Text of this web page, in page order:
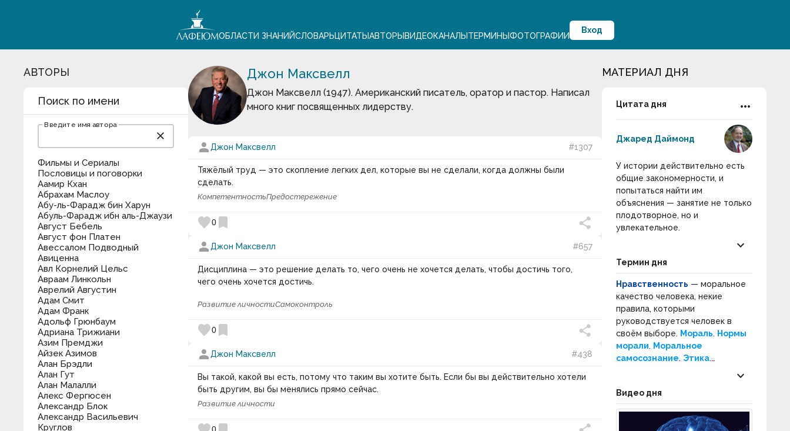
ОБЛАСТИ ЗНАНИЙСЛОВАРЬЦИТАТЫАВТОРЫВИДЕОКАНАЛЫТЕРМИНЫФОТОГРАФИИ
Вход
АВТОРЫ
Поиск по имени
Введите имя автора
close
Фильмы и Сериалы
Пословицы и поговорки
Аамир Кхан
Абрахам Маслоу
Абу-ль-Фарадж бин Харун
Абуль-Фарадж ибн аль-Джаузи
Август Бебель
Август фон Платен
Авессалом Подводный
Авиценна
Авл Корнелий Цельс
Авраам Линкольн
Аврелий Августин
Адам Смит
Адам Франк
Адольф Грюнбаум
Адриана Трижиани
Азим Премджи
Айзек Азимов
Алан Брэдли
Алан Гут
Алан Малалли
Алекс Фергюсен
Александр Блок
Александр Васильевич
Круглов
Джон Максвелл
Джон Максвелл (1947). Американский писатель, оратор и пастор. Написал
много книг посвященных лидерству.
person Джон Максвелл #1307
Тяжёлый труд — это скопление легких дел, которые вы не сделали, когда должны были
сделать.
КомпетентностьПредостережение
favorite0 bookmark
person Джон Максвелл #657
Дисциплина — это решение делать то, чего очень не хочется делать, чтобы достичь того,
чего очень хочется достичь.
Развитие личностиСамоконтроль
favorite0 bookmark
person Джон Максвелл #438
Вы такой, какой вы есть, потому что таким вы хотите быть. Если бы вы действительно хотели
быть другим, вы бы менялись прямо сейчас.
Развитие личности
МАТЕРИАЛ ДНЯ
Цитата дня more_horiz
Джаред Даймонд
У истории действительно есть
общие закономерности, и
попытаться найти им
объяснения — занятие не только
плодотворное, но и
увлекательное.
keyboard_arrow_down
Термин дня
Нравственность — моральное
качество человека, некие
правила, которыми
руководствуется человек в
своём выборе. Мораль. Нормы
морали. Моральное
самосознание. Этика.
Социальное поведение
Социальные нормы.
keyboard_arrow_down
Видео дня